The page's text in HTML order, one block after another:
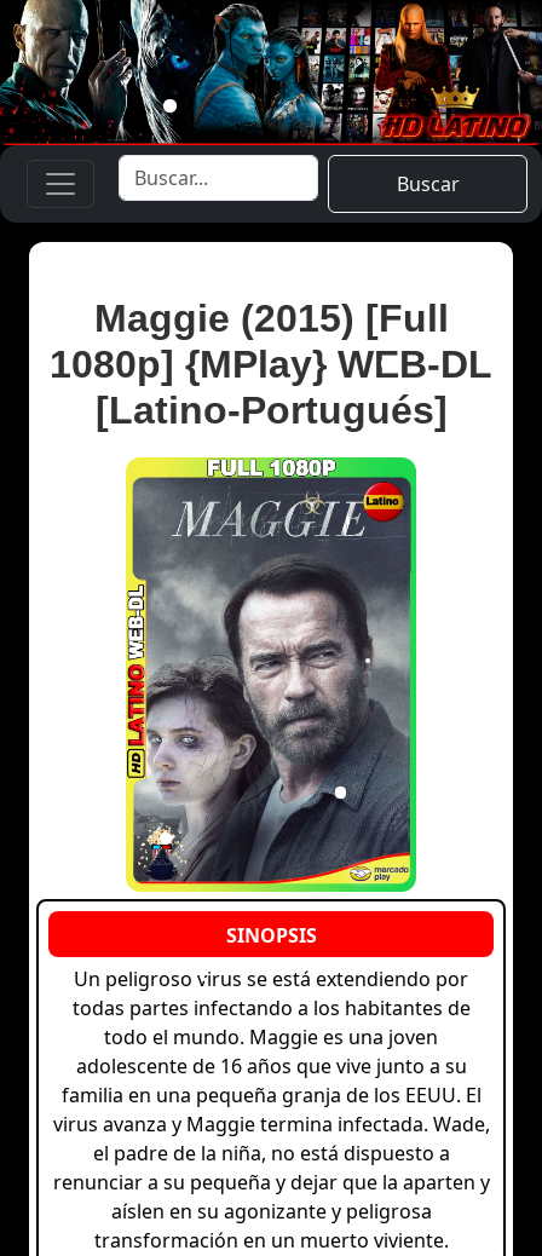
Buscar
Maggie (2015) [Full
1080p] {MPlay} WEB-DL
[Latino-Portugués]
Un peligroso virus se está extendiendo por
todas partes infectando a los habitantes de
todo el mundo. Maggie es una joven
adolescente de 16 años que vive junto a su
familia en una pequeña granja de los EEUU. El
virus avanza y Maggie termina infectada. Wade,
el padre de la niña, no está dispuesto a
renunciar a su pequeña y dejar que la aparten y
aíslen en su agonizante y peligrosa
transformación en un muerto viviente.